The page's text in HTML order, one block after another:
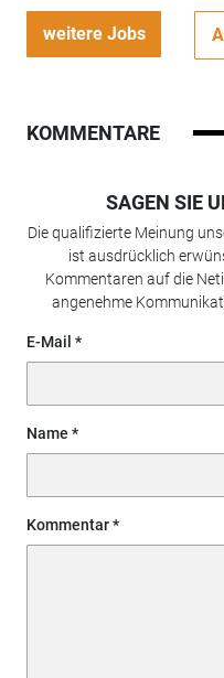
weitere Jobs
KOMMENTARE
SAGEN SIE
Die qualifizierte Meinung
ist ausdrücklich
Kommentaren auf die
angenehme
E-Mail
Name
Kommentar